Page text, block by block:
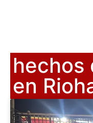
hechos
en